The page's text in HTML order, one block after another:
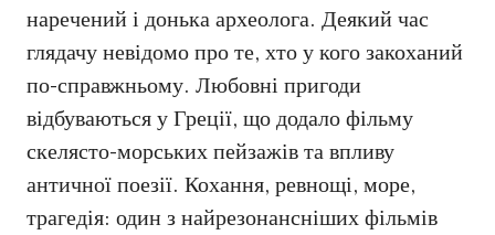
наречений і донька археолога. Деякий час
глядачу невідомо про те, хто у кого закоханий
по-справжньому. Любовні пригоди
відбуваються у Греції, що додало фільму
скелясто-морських пейзажів та впливу
античної поезії. Кохання, ревнощі, море,
трагедія: один з найрезонансніших фільмів